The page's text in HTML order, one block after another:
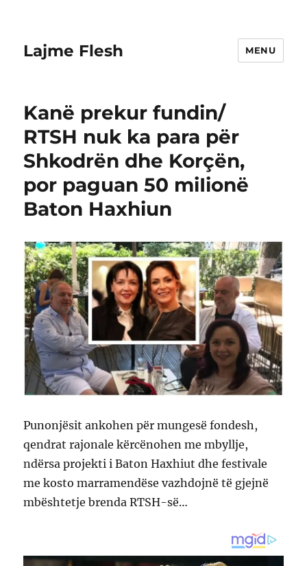
Lajme Flesh MENU
Kanë prekur fundin/
RTSH nuk ka para për
Shkodrën dhe Korçën,
por paguan 50 miIionë
Baton Haxhiun
Punonjësit ankohen për mungesë fondesh,
qendrat rajonale kërcënohen me mbyllje,
ndërsa projekti i Baton Haxhiut dhe festivale
me kosto marramendëse vazhdojnë të gjejnë
mbështetje brenda RTSH-së…